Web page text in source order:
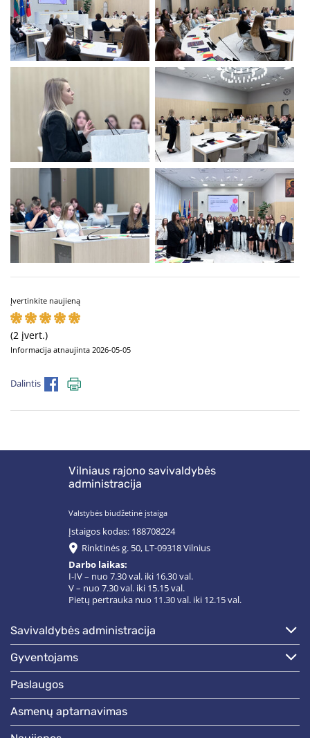
Įvertinkite naujieną
(2 įvert.)
Informacija atnaujinta 2026-05-05
Dalintis
Vilniaus rajono savivaldybės
administracija
Valstybės biudžetinė įstaiga
Įstaigos kodas: 188708224
Rinktinės g. 50, LT-09318 Vilnius
Darbo laikas:
I-IV – nuo 7.30 val. iki 16.30 val.
V – nuo 7.30 val. iki 15.15 val.
Pietų pertrauka nuo 11.30 val. iki 12.15 val.
savivaldybės administracija
gyventojams
paslaugos
asmenų aptarnavimas